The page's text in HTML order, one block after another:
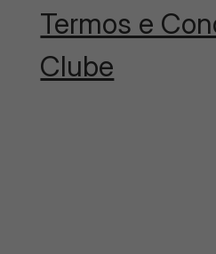
Termos e
Clube